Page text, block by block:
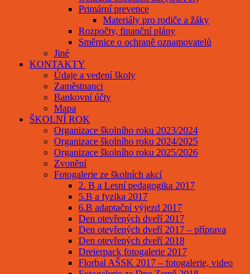
Primární prevence
Materiály pro rodiče a žáky
Rozpočty, finanční plány
Směrnice o ochraně oznamovatelů
Jiné
KONTAKTY
Údaje a vedení školy
Zaměstnanci
Bankovní účty
Mapa
ŠKOLNÍ ROK
Organizace školního roku 2023/2024
Organizace školního roku 2024/2025
Organizace školního roku 2025/2026
Zvonění
Fotogalerie ze školních akcí
2. B a Lesní pedagogika 2017
5.B a fyzika 2017
6.B adaptační výjezd 2017
Den otevřených dveří 2017
Den otevřených dveří 2017 – příprava
Den otevřených dveří 2018
Dreierpack fotogalerie 2017
Florbal AŠSK 2017 – fotogalerie, video